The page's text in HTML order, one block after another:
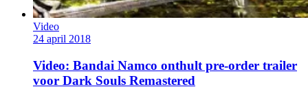
Video
24 april 2018
Video: Bandai Namco onthult pre-order trailer
voor Dark Souls Remastered